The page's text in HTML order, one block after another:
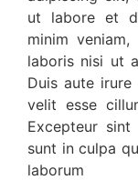
ut labore et
minim
laboris nisi ut
Duis aute
velit esse
Excepteur
sunt in culpa
laborum